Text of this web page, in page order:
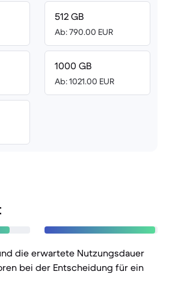
512 GB
Ab: 790.00 EUR
1000 GB
Ab: 1021.00 EUR
die erwartete Nutzungsdauer
bei der Entscheidung für ein